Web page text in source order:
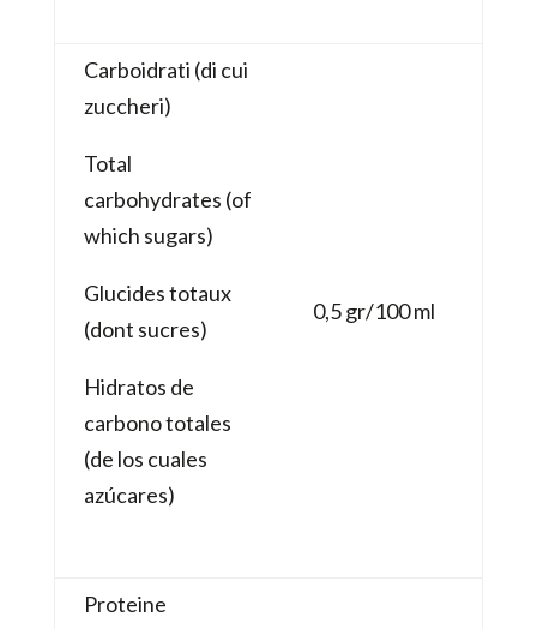
Carboidrati (di cui
zuccheri)
Total
carbohydrates (of
which sugars)
Glucides totaux
(dont sucres)
Hidratos de
carbono totales
(de los cuales
azúcares)
0,5 gr/100 ml
Proteine